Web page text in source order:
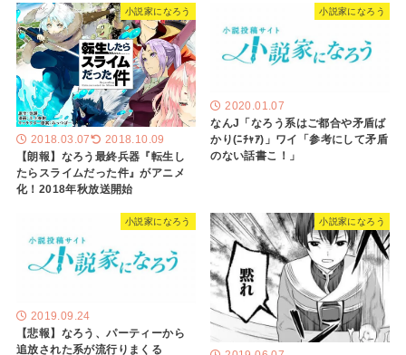
小説家になろう
2018.03.07 2018.10.09
【朗報】なろう最終兵器『転生し
たらスライムだった件』がアニメ
化！2018年秋放送開始
小説家になろう
2020.01.07
なんJ「なろう系はご都合や矛盾ば
かり(ﾆﾁｬｱ)」ワイ「参考にして矛盾
のない話書こ！」
小説家になろう
2019.09.24
【悲報】なろう、パーティーから
追放された系が流行りまくる
小説家になろう